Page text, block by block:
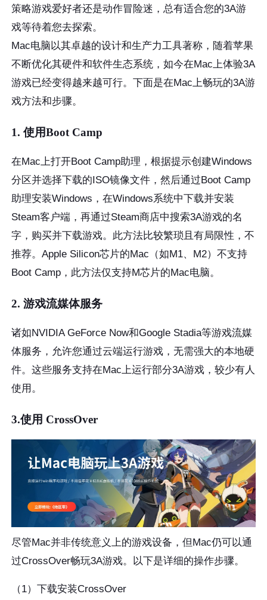
策略游戏爱好者还是动作冒险迷，总有适合您的3A游
戏等待着您去探索。
Mac电脑以其卓越的设计和生产力工具著称，随着苹果
不断优化其硬件和软件生态系统，如今在Mac上体验3A
游戏已经变得越来越可行。下面是在Mac上畅玩的3A游
戏方法和步骤。
1. 使用Boot Camp
在Mac上打开Boot Camp助理，根据提示创建Windows
分区并选择下载的ISO镜像文件，然后通过Boot Camp
助理安装Windows，在Windows系统中下载并安装
Steam客户端，再通过Steam商店中搜索3A游戏的名
字，购买并下载游戏。此方法比较繁琐且有局限性，不
推荐。Apple Silicon芯片的Mac（如M1、M2）不支持
Boot Camp，此方法仅支持M芯片的Mac电脑。
2. 游戏流媒体服务
诸如NVIDIA GeForce Now和Google Stadia等游戏流媒
体服务，允许您通过云端运行游戏，无需强大的本地硬
件。这些服务支持在Mac上运行部分3A游戏，较少有人
使用。
3.使用 CrossOver
尽管Mac并非传统意义上的游戏设备，但Mac仍可以通
过CrossOver畅玩3A游戏。以下是详细的操作步骤。
（1）下载安装CrossOver